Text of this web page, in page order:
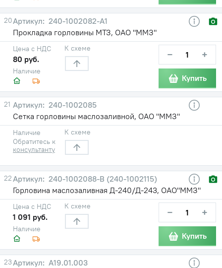
20
240-1002082-А1
Прокладка горловины МТЗ, ОАО "ММЗ"
Наличие
Цена с НДС
80 руб.
К схеме − +
Купить
21
240-1002085
Сетка горловины маслозаливной, ОАО "ММЗ"
Наличие
Обратитесь к
консультанту
К схеме
22
240-1002088-В (240-1002115)
Горловина маслозаливная Д-240/Д-243, ОАО"ММЗ"
Наличие
Цена с НДС
1 091 руб.
К схеме − +
Купить
23
А19.01.003